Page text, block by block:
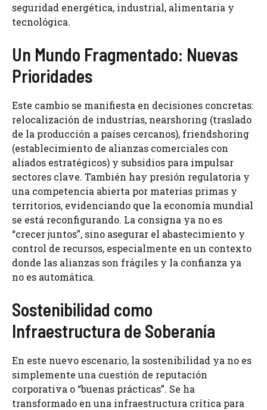
seguridad energética, industrial, alimentaria y
tecnológica.
Un Mundo Fragmentado: Nuevas
Prioridades
Este cambio se manifiesta en decisiones concretas:
relocalización de industrias, nearshoring (traslado
de la producción a países cercanos), friendshoring
(establecimiento de alianzas comerciales con
aliados estratégicos) y subsidios para impulsar
sectores clave. También hay presión regulatoria y
una competencia abierta por materias primas y
territorios, evidenciando que la economía mundial
se está reconfigurando. La consigna ya no es
“crecer juntos”, sino asegurar el abastecimiento y
control de recursos, especialmente en un contexto
donde las alianzas son frágiles y la confianza ya
no es automática.
Sostenibilidad como
Infraestructura de Soberanía
En este nuevo escenario, la sostenibilidad ya no es
simplemente una cuestión de reputación
corporativa o “buenas prácticas”. Se ha
transformado en una infraestructura crítica para